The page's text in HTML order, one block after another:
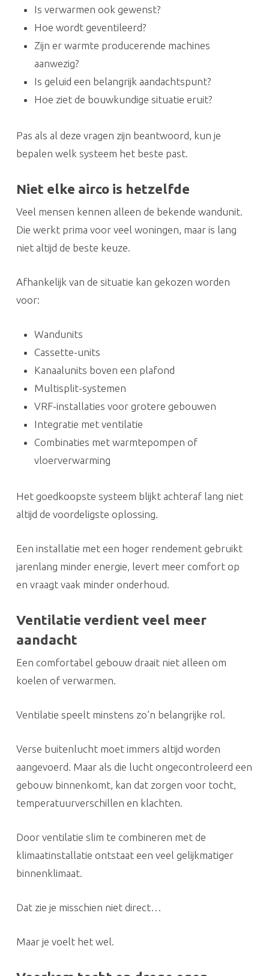
Is verwarmen ook gewenst?
Hoe wordt geventileerd?
Zijn er warmte producerende machines
aanwezig?
Is geluid een belangrijk aandachtspunt?
Hoe ziet de bouwkundige situatie eruit?
Pas als al deze vragen zijn beantwoord, kun je
bepalen welk systeem het beste past.
Niet elke airco is hetzelfde
Veel mensen kennen alleen de bekende wandunit.
Die werkt prima voor veel woningen, maar is lang
niet altijd de beste keuze.
Afhankelijk van de situatie kan gekozen worden
voor:
Wandunits
Cassette-units
Kanaalunits boven een plafond
Multisplit-systemen
VRF-installaties voor grotere gebouwen
Integratie met ventilatie
Combinaties met warmtepompen of
vloerverwarming
Het goedkoopste systeem blijkt achteraf lang niet
altijd de voordeligste oplossing.
Een installatie met een hoger rendement gebruikt
jarenlang minder energie, levert meer comfort op
en vraagt vaak minder onderhoud.
Ventilatie verdient veel meer
aandacht
Een comfortabel gebouw draait niet alleen om
koelen of verwarmen.
Ventilatie speelt minstens zo’n belangrijke rol.
Verse buitenlucht moet immers altijd worden
aangevoerd. Maar als die lucht ongecontroleerd een
gebouw binnenkomt, kan dat zorgen voor tocht,
temperatuurverschillen en klachten.
Door ventilatie slim te combineren met de
klimaatinstallatie ontstaat een veel gelijkmatiger
binnenklimaat.
Dat zie je misschien niet direct…
Maar je voelt het wel.